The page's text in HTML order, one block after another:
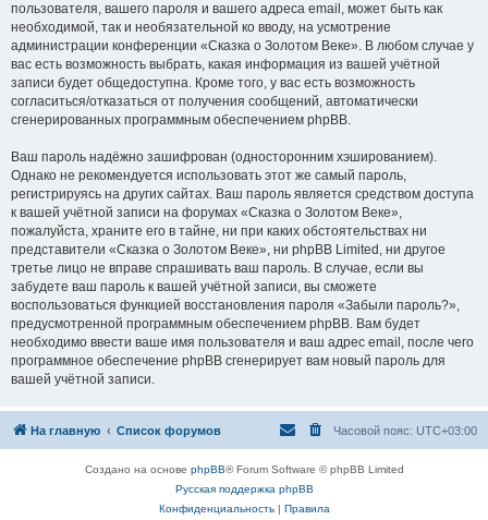
пользователя, вашего пароля и вашего адреса email, может быть как
необходимой, так и необязательной ко вводу, на усмотрение
администрации конференции «Сказка о Золотом Веке». В любом случае у
вас есть возможность выбрать, какая информация из вашей учётной
записи будет общедоступна. Кроме того, у вас есть возможность
согласиться/отказаться от получения сообщений, автоматически
сгенерированных программным обеспечением phpBB.
Ваш пароль надёжно зашифрован (односторонним хэшированием).
Однако не рекомендуется использовать этот же самый пароль,
регистрируясь на других сайтах. Ваш пароль является средством доступа
к вашей учётной записи на форумах «Сказка о Золотом Веке»,
пожалуйста, храните его в тайне, ни при каких обстоятельствах ни
представители «Сказка о Золотом Веке», ни phpBB Limited, ни другое
третье лицо не вправе спрашивать ваш пароль. В случае, если вы
забудете ваш пароль к вашей учётной записи, вы сможете
воспользоваться функцией восстановления пароля «Забыли пароль?»,
предусмотренной программным обеспечением phpBB. Вам будет
необходимо ввести ваше имя пользователя и ваш адрес email, после чего
программное обеспечение phpBB сгенерирует вам новый пароль для
вашей учётной записи.
На главную Список форумов Часовой пояс: UTC+03:00
Создано на основе phpBB® Forum Software © phpBB Limited
Русская поддержка phpBB
Конфиденциальность| Правила